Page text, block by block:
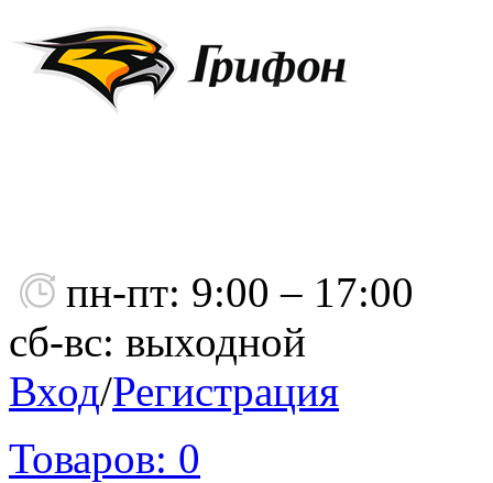
пн-пт: 9:00 – 17:00
сб-вс: выходной
Вход/Регистрация
Товаров: 0